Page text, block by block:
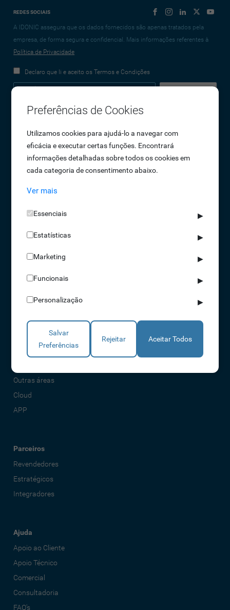
REDES SOCIAIS
A IDONIC assegura que os dados fornecidos são apenas tratados pela
empresa, de forma segura e confidencial. Mais informações referentes à
Política de Privacidade
Declaro que li e aceito os Termos e Condições
Empresa
Sobre Nós
Oportunidades de Emprego
Termos e Condições
Política de Privacidade
Livro de reclamações
Soluções
Acessos
Torniquetes
Parques Auto
Rondas e Serviços
Outras áreas
Cloud
APP
Parceiros
Revendedores
Estratégicos
Integradores
Ajuda
Apoio ao Cliente
Apoio Técnico
Comercial
Consultadoria
FAQ's
Preferências de Cookies
Utilizamos cookies para ajudá-lo a navegar com
eficácia e executar certas funções. Encontrará
informações detalhadas sobre todos os cookies em
cada categoria de consentimento abaixo.
Ver mais
Essenciais ▶
Estatísticas ▶
Marketing ▶
Funcionais ▶
Personalização ▶
Salvar
Preferências
Rejeitar Aceitar Todos